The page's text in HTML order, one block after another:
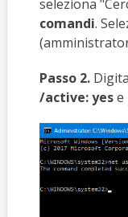
seleziona
comandi.
Passo 2.
/active: yese